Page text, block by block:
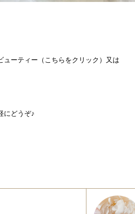
ューティー（こちらをクリック） 又は
にどうぞ♪